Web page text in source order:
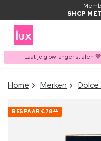
SHOP
Laat je glow langer stralen
ITEM
Home Merken Dolce
BESPAAR €78 56